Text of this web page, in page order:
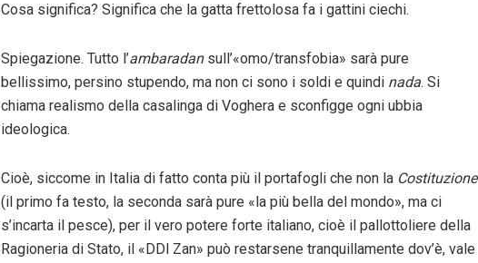
Cosa significa? Significa che la gatta frettolosa fa i gattini ciechi.
Spiegazione. Tutto l’ambaradansull’«omo/transfobia» sarà pure
bellissimo, persino stupendo, ma non ci sono i soldi e quindi nada. Si
chiama realismo della casalinga di Voghera e sconfigge ogni ubbia
ideologica.
Cioè, siccome in Italia di fatto conta più il portafogli che non la Costituzione
(il primo fa testo, la seconda sarà pure «la più bella del mondo», ma ci
s’incarta il pesce), per il vero potere forte italiano, cioè il pallottoliere della
Ragioneria di Stato, il «DDl Zan» può restarsene tranquillamente dov’è, vale